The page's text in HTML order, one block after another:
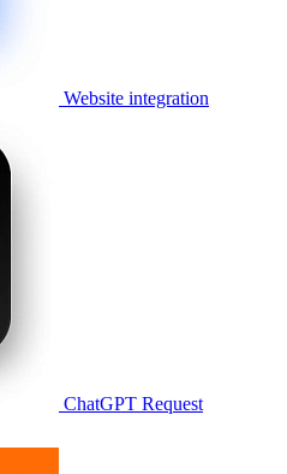
Website integration
ChatGPT Request